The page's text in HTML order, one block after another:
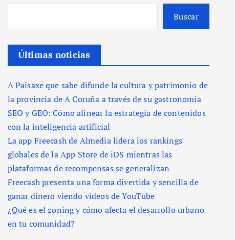
Buscar
Últimas noticias
A Paisaxe que sabe difunde la cultura y patrimonio de
la provincia de A Coruña a través de su gastronomía
SEO y GEO: Cómo alinear la estrategia de contenidos
con la inteligencia artificial
La app Freecash de Almedia lidera los rankings
globales de la App Store de iOS mientras las
plataformas de recompensas se generalizan
Freecash presenta una forma divertida y sencilla de
ganar dinero viendo vídeos de YouTube
¿Qué es el zoning y cómo afecta el desarrollo urbano
en tu comunidad?